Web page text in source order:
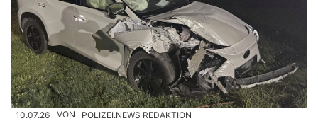
10.07.26 VON POLIZEI.NEWS REDAKTION